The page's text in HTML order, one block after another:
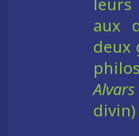
aux
deux
Alvars
divin)